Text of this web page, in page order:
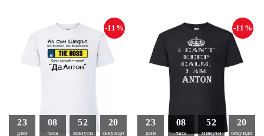
23
дни
08
часа
52
минути
18
секунди
-11%
23
дни
08
часа
52
минути
18
секунди
-11%